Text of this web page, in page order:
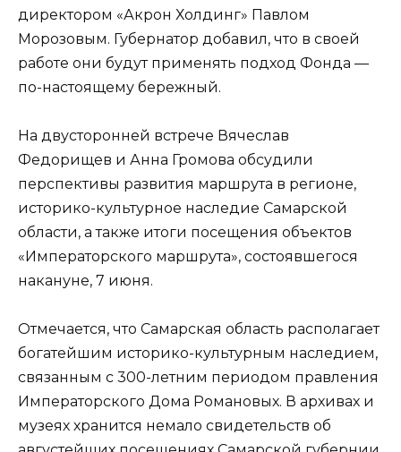
директором «Акрон Холдинг» Павлом
Морозовым. Губернатор добавил, что в своей
работе они будут применять подход Фонда —
по-настоящему бережный.
На двусторонней встрече Вячеслав
Федорищев и Анна Громова обсудили
перспективы развития маршрута в регионе,
историко-культурное наследие Самарской
области, а также итоги посещения объектов
«Императорского маршрута», состоявшегося
накануне, 7 июня.
Отмечается, что Самарская область располагает
богатейшим историко-культурным наследием,
связанным с 300-летним периодом правления
Императорского Дома Романовых. В архивах и
музеях хранится немало свидетельств об